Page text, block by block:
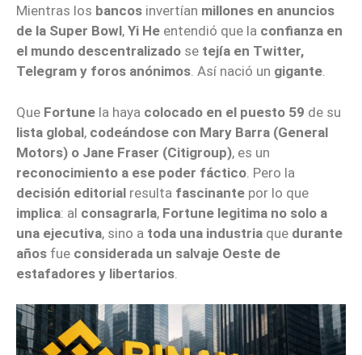
Mientras los bancos invertían millones en anuncios
de la Super Bowl, Yi He entendió que la confianza en
el mundo descentralizado se tejía en Twitter,
Telegram y foros anónimos. Así nació un gigante.
Que Fortune la haya colocado en el puesto 59 de su
lista global, codeándose con Mary Barra (General
Motors) o Jane Fraser (Citigroup), es un
reconocimiento a ese poder fáctico . Pero la
decisión editorial resulta fascinante por lo que
implica: al consagrarla, Fortune legitima no solo a
una ejecutiva, sino a toda una industria que durante
años fue considerada un salvaje Oeste de
estafadores y libertarios